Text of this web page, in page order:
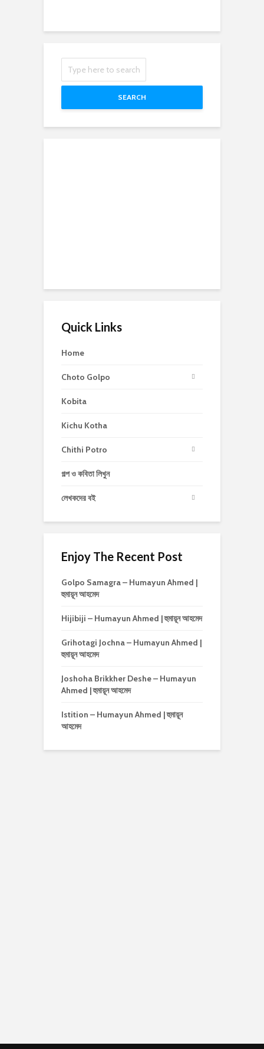
SEARCH
Quick Links
Home
Choto Golpo
Kobita
Kichu Kotha
Chithi Potro
গল্প ও কবিতা লিখুন
লেখকদের বই
Enjoy The Recent Post
Golpo Samagra – Humayun Ahmed |
হুমায়ূন আহমেদ
Hijibiji – Humayun Ahmed | হুমায়ূন আহমেদ
Grihotagi Jochna – Humayun Ahmed |
হুমায়ূন আহমেদ
Joshoha Brikkher Deshe – Humayun
Ahmed | হুমায়ূন আহমেদ
Istition – Humayun Ahmed | হুমায়ূন
আহমেদ